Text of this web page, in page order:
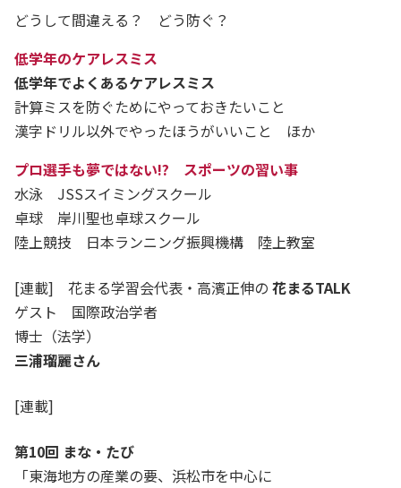
どうして間違える？ どう防ぐ？
低学年のケアレスミス
低学年でよくあるケアレスミス
計算ミスを防ぐためにやっておきたいこと
漢字ドリル以外でやったほうがいいこと ほか
プロ選手も夢ではない!? スポーツの習い事
水泳 JSSスイミングスクール
卓球 岸川聖也卓球スクール
陸上競技 日本ランニング振興機構 陸上教室
[連載] 花まる学習会代表・高濱正伸の 花まるTALK
ゲスト 国際政治学者
博士（法学）
三浦瑠麗さん
[連載]
第10回 まな・たび
「東海地方の産業の要、浜松市を中心に